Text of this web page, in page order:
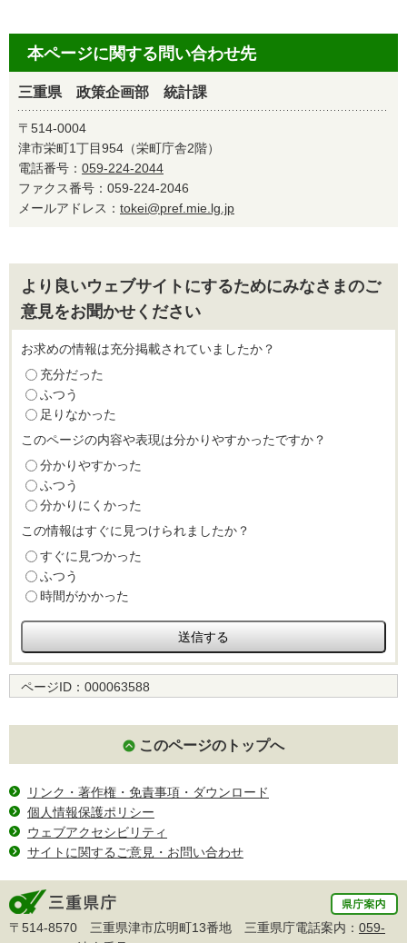
本ページに関する問い合わせ先
三重県 政策企画部 統計課
〒514-0004
津市栄町1丁目954（栄町庁舎2階）
電話番号： 059-224-2044
ファクス番号：059-224-2046
メールアドレス： tokei@pref.mie.lg.jp
より良いウェブサイトにするためにみなさまのご
意見をお聞かせください
お求めの情報は充分掲載されていましたか？
充分だった
ふつう
足りなかった
このページの内容や表現は分かりやすかったですか？
分かりやすかった
ふつう
分かりにくかった
この情報はすぐに見つけられましたか？
すぐに見つかった
ふつう
時間がかかった
ページID： 000063588
このページのトップへ
リンク・著作権・免責事項・ダウンロード
個人情報保護ポリシー
ウェブアクセシビリティ
サイトに関するご意見・お問い合わせ
〒514-8570 三重県津市広明町13番地 三重県庁電話案内： 059-